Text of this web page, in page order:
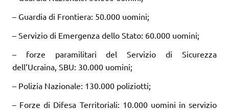
– Guardia di Frontiera: 50.000 uomini;
– Servizio di Emergenza dello Stato: 60.000 uomini;
– forze paramilitari del Servizio di Sicurezza
dell’Ucraina, SBU: 30.000 uomini;
– Polizia Nazionale: 130.000 poliziotti;
– Forze di Difesa Territoriali: 10.000 uomini in servizio